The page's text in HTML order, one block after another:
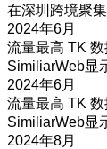
在深圳跨境聚
2024年6月
流量最高 TK
SimiliarWeb显
2024年6月
流量最高 TK
SimiliarWeb显
2024年8月